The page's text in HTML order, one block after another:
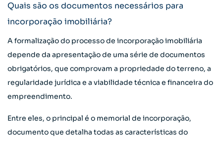
Quais são os documentos necessários para
incorporação imobiliária?
A formalização do processo de incorporação imobiliária
depende da apresentação de uma série de documentos
obrigatórios, que comprovam a propriedade do terreno, a
regularidade jurídica e a viabilidade técnica e financeira do
empreendimento.
Entre eles, o principal é o memorial de incorporação,
documento que detalha todas as características do